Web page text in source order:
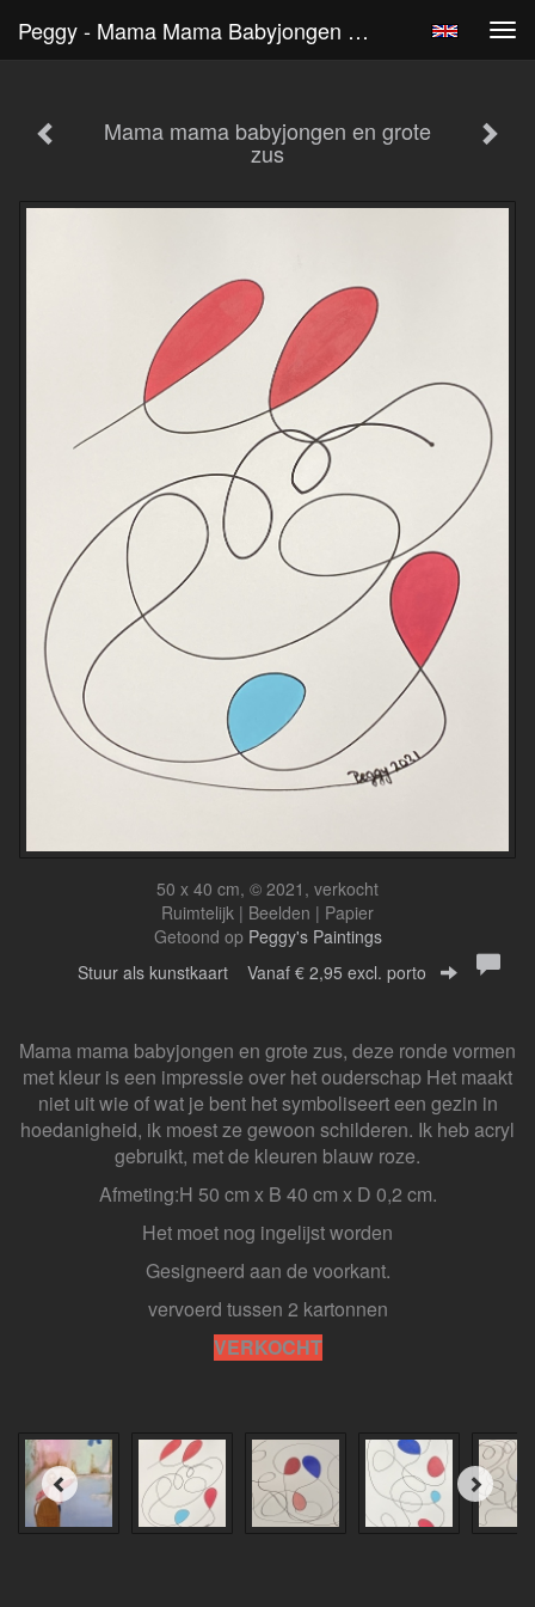
Peggy - Mama Mama Babyjongen En Grote Zus
Mama mama babyjongen en grote
zus
50 x 40 cm, © 2021, verkocht
Ruimtelijk | Beelden | Papier
Getoond op Peggy's Paintings
Stuur als kunstkaart Vanaf € 2,95 excl. porto
Mama mama babyjongen en grote zus, deze ronde vormen
met kleur is een impressie over het ouderschap Het maakt
niet uit wie of wat je bent het symboliseert een gezin in
hoedanigheid, ik moest ze gewoon schilderen. Ik heb acryl
gebruikt, met de kleuren blauw roze.
Afmeting:H 50 cm x B 40 cm x D 0,2 cm.
Het moet nog ingelijst worden
Gesigneerd aan de voorkant.
vervoerd tussen 2 kartonnen
VERKOCHT